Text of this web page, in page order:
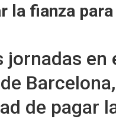
la fianza
jornadas en
de pagar